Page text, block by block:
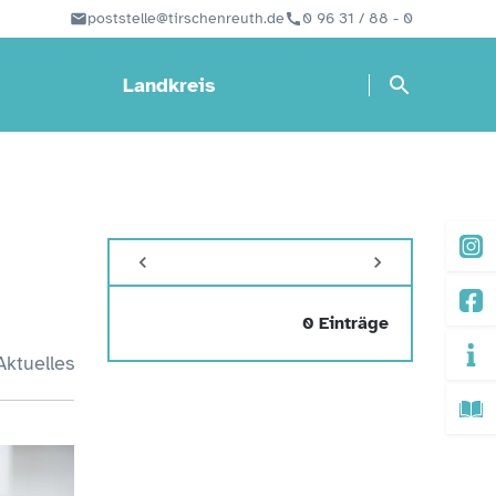
poststelle@tirschenreuth.de 0 96 31 / 88 - 0
Landkreis
0 Einträge